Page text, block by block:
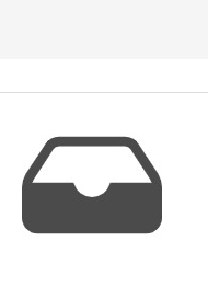
防災グッズ販売